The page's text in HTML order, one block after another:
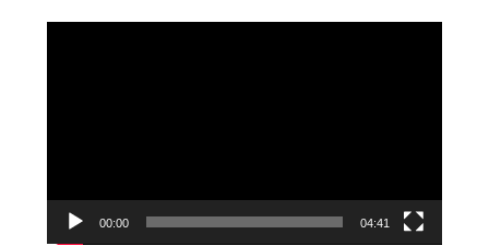
00:00 04:41